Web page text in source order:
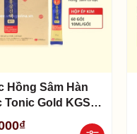
Hồng Sâm Hàn
Tonic Gold KGS
gói)